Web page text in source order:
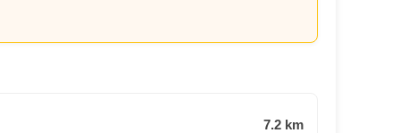
7.2 km